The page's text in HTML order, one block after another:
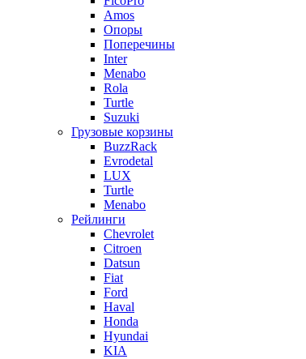
Amos
Опоры
Поперечины
Inter
Menabo
Rola
Turtle
Suzuki
Грузовые корзины
BuzzRack
Evrodetal
LUX
Turtle
Menabo
Рейлинги
Chevrolet
Citroen
Datsun
Fiat
Ford
Haval
Honda
Hyundai
KIA